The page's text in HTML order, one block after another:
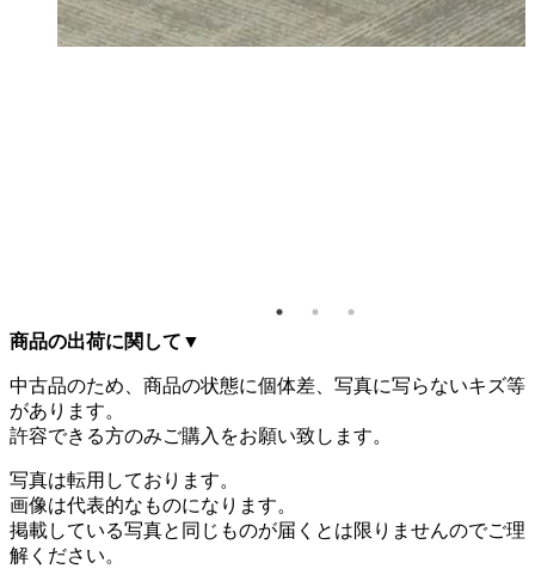
商品の出荷に関して ▼
中古品のため、商品の状態に個体差、写真に写らないキズ等
があります。
許容できる方のみご購入をお願い致します。
写真は転用しております。
画像は代表的なものになります。
掲載している写真と同じものが届くとは限りませんのでご理
解ください。